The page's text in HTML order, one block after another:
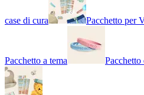
case di cura Pacchetto per
Pacchetto a tema